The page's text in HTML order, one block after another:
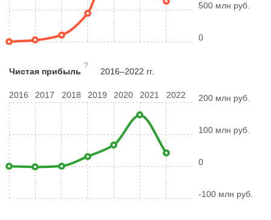
0
500 млн руб.
Чистая прибыль
?
2016–2022 гг.
2016 2017 2018 2019 2020 2021 2022
-100 млн руб.
0
100 млн руб.
200 млн руб.